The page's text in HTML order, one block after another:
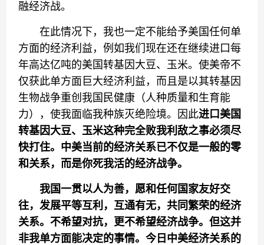
融经济战。
在此情况下，我也一定不能给予美国任何单
方面的经济利益，例如我们现在还在继续进口每
年高达亿吨的美国转基因大豆、玉米。使美帝不
仅获此单方面巨大经济利益，而且是以其转基因
生物战争重创我国民健康（人种质量和生育能
力），使我面临我种族灭绝险境。因此进口美国
转基因大豆、玉米这种完全败我利敌之事必须尽
快打住。中美当前的经济关系已不仅是一般的零
和关系，而是你死我活的经济战争。
我国一贯以人为善，愿和任何国家友好交
往，发展平等互利，互通有无，共同繁荣的经济
关系。不希望对抗，更不希望经济战争。但这并
非我单方面能决定的事情。今日中美经济关系的